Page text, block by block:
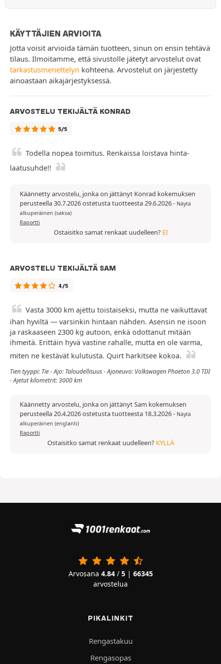
KÄYTTÄJIEN ARVIOITA
Jotta voisit arvioida tämän tuotteen, sinun on ensin tehtävä
tilaus. Ilmoitamme, että sivustolle jätetyt arvostelut ovat
tarkastusmenettelyn kohteena. Arvostelut on järjestetty
ainoastaan aikajärjestyksessä.
ARVOSTELU TEKIJÄLTÄ KONRAD
5/5
Todella nopea toimitus. Renkaissa loistava hinta-
laatusuhde!!
Käännetty arvostelu, jonka on jättänyt Konrad kokemuksen
perusteella 30.7.2026 ostetusta tuotteesta 29.6.2026- Näytä
alkuperäinen (saksa)
Raportti
Ostaisitko samat renkaat uudelleen? EI
ARVOSTELU TEKIJÄLTÄ SAM
4/5
Vasta 3000 km ajettu toistaiseksi, mutta ne vaikuttavat
ihan hyviltä — varsinkin hintaan nähden. Asensin ne isoon
ja raskaaseen 2300 kg autoon, enkä odottanut mitään
ihmeitä. Erittäin hyvä vastine rahalle, mutta en ole varma,
miten ne kestävät kulutusta. Quirt harkitsee kokoa.
Tien tyyppi: Tie - Ajo: Taloudellisuus - Ajoneuvo: Volkswagen Phaeton 3.0 TDI
- Ajetut kilometrit: 3000 km
Käännetty arvostelu, jonka on jättänyt Sam kokemuksen
perusteella 20.4.2026 ostetusta tuotteesta 18.3.2026- Näytä
alkuperäinen (englanti)
Raportti
Ostaisitko samat renkaat uudelleen? KYLLÄ
Arvosana 4.84/ 5| 66345
arvostelua
PIKALINKIT
Rengastakuu
Rengasopas